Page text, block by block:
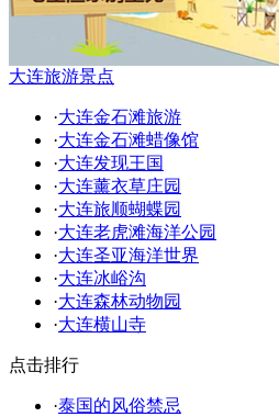
大连旅游景点
·大连金石滩旅游
·大连金石滩蜡像馆
·大连发现王国
·大连薰衣草庄园
·大连旅顺蝴蝶园
·大连老虎滩海洋公园
·大连圣亚海洋世界
·大连冰峪沟
·大连森林动物园
·大连横山寺
点击排行
·泰国的风俗禁忌